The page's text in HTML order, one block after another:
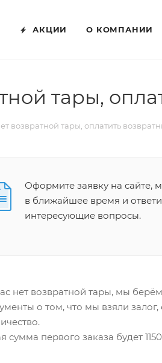
АКЦИИ О КОМПАНИИ
тары,
возвратной тары, оплатить
Оформите заявку на сайте,
в ближайшее время и
интересующие вопросы.
нет возвратной тары, мы
о том, что мы взяли
сумма первого заказа будет